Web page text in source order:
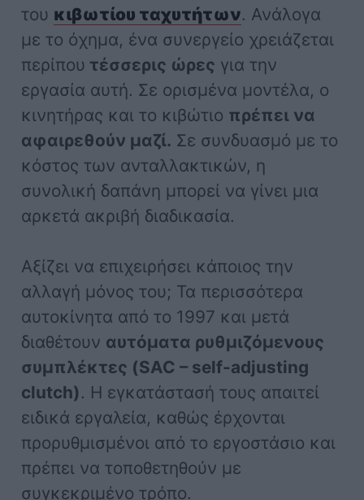
του κιβωτίου ταχυτήτων. Ανάλογα
με το όχημα, ένα συνεργείο χρειάζεται
περίπου τέσσερις ώρες για την
εργασία αυτή. Σε ορισμένα μοντέλα, ο
κινητήρας και το κιβώτιο πρέπει να
αφαιρεθούν μαζί. Σε συνδυασμό με το
κόστος των ανταλλακτικών, η
συνολική δαπάνη μπορεί να γίνει μια
αρκετά ακριβή διαδικασία.
Αξίζει να επιχειρήσει κάποιος την
αλλαγή μόνος του; Τα περισσότερα
αυτοκίνητα από το 1997 και μετά
διαθέτουν αυτόματα ρυθμιζόμενους
συμπλέκτες (SAC – self-adjusting
clutch). Η εγκατάστασή τους απαιτεί
ειδικά εργαλεία, καθώς έρχονται
προρυθμισμένοι από το εργοστάσιο και
πρέπει να τοποθετηθούν με
συγκεκριμένο τρόπο.